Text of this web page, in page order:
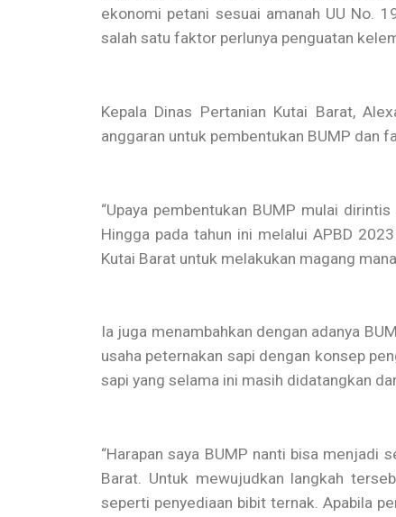
ekonomi petani sesuai amanah UU No.
salah satu faktor perlunya penguatan
Kepala Dinas Pertanian Kutai Barat,
anggaran untuk pembentukan BUMP dan
“Upaya pembentukan BUMP mulai
Hingga pada tahun ini melalui APBD
Kutai Barat untuk melakukan magang
Ia juga menambahkan dengan adanya
usaha peternakan sapi dengan konsep
sapi yang selama ini masih didatangkan
“Harapan saya BUMP nanti bisa menjadi
Barat. Untuk mewujudkan langkah
seperti penyediaan bibit ternak. Apabila